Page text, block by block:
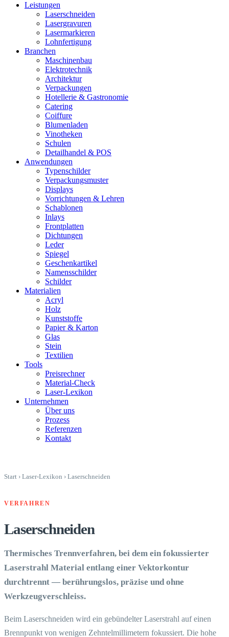
Leistungen
Laserschneiden
Lasergravuren
Lasermarkieren
Lohnfertigung
Branchen
Maschinenbau
Elektrotechnik
Architektur
Verpackungen
Hotellerie & Gastronomie
Catering
Coiffure
Blumenladen
Vinotheken
Schulen
Detailhandel & POS
Anwendungen
Typenschilder
Verpackungsmuster
Displays
Vorrichtungen & Lehren
Schablonen
Inlays
Frontplatten
Dichtungen
Leder
Spiegel
Geschenkartikel
Namensschilder
Schilder
Materialien
Acryl
Holz
Kunststoffe
Papier & Karton
Glas
Stein
Textilien
Tools
Preisrechner
Material-Check
Laser-Lexikon
Unternehmen
Über uns
Prozess
Referenzen
Kontakt
Start › Laser-Lexikon › Laserschneiden
VERFAHREN
Laserschneiden
Thermisches Trennverfahren, bei dem ein fokussierter
Laserstrahl Material entlang einer Vektorkontur
durchtrennt — berührungslos, präzise und ohne
Werkzeugverschleiss.
Beim Laserschneiden wird ein gebündelter Laserstrahl auf einen
Brennpunkt von wenigen Zehntelmillimetern fokussiert. Die hohe